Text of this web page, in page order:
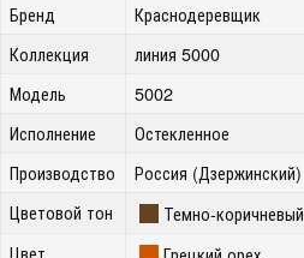
Бренд
Краснодеревщик
Коллекция
линия 5000
Модель
5002
Исполнение
Остекленное
Производство
Россия (Дзержинский)
Цветовой тон
Темно-коричневый
Цвет